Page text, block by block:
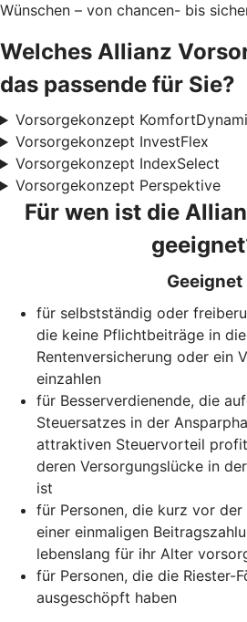
Wünschen – von chancen- bis
Welches Allianz
das passende für Sie?
Vorsorgekonzept
Vorsorgekonzept InvestFlex
Vorsorgekonzept IndexSelect
Vorsorgekonzept Perspektive
Für wen ist die
Geeignet
für selbstständig oder
die keine Pflichtbeiträge in
Rentenversicherung oder ein
einzahlen
für Besserverdienende, die
Steuersatzes in der
attraktiven Steuervorteil
deren Versorgungslücke in
ist
für Personen, die kurz vor der
einer einmaligen
lebenslang für ihr Alter
für Personen, die die Riester-
ausgeschöpft haben